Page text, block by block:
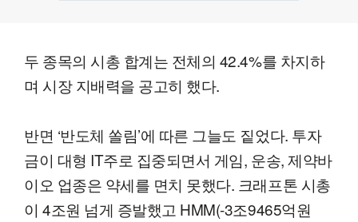
두 종목의 시총 합계는 전체의 42.4%를 차지하
며 시장 지배력을 공고히 했다.
반면 ‘반도체 쏠림’에 따른 그늘도 짙었다. 투자
금이 대형 IT주로 집중되면서 게임, 운송, 제약바
이오 업종은 약세를 면치 못했다. 크래프톤 시총
이 4조원 넘게 증발했고 HMM(-3조9465억원